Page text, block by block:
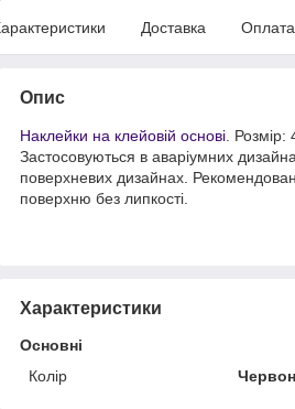
Доставка Оплата
Опис
Наклейки на клейовій основі .
Застосовуються в аваріумних
поверхневих дизайнах.
поверхню без липкості.
Характеристики
Основні
Колір